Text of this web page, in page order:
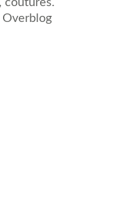
coutures.